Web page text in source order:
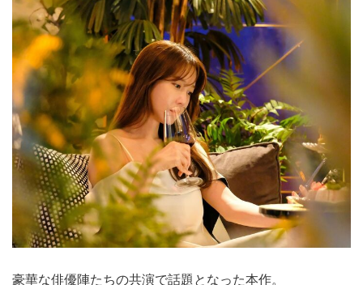
豪華な俳優陣たちの共演で話題となった本作。